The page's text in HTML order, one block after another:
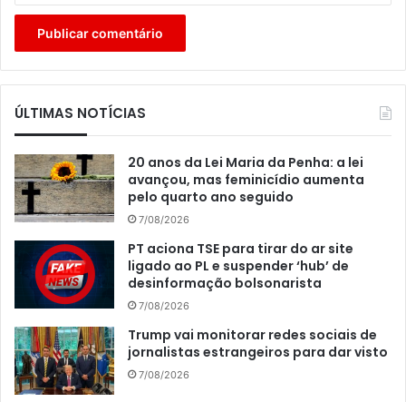
ÚLTIMAS NOTÍCIAS
20 anos da Lei Maria da Penha: a lei
avançou, mas feminicídio aumenta
pelo quarto ano seguido
7/08/2026
PT aciona TSE para tirar do ar site
ligado ao PL e suspender ‘hub’ de
desinformação bolsonarista
7/08/2026
Trump vai monitorar redes sociais de
jornalistas estrangeiros para dar visto
7/08/2026